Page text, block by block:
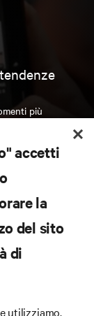
più
accetti
la
del sito
di
utilizziamo,